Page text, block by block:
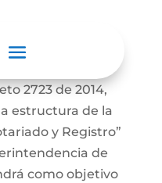
lo vigilan
y Registro
2723 de 2014,
estructura de la
y Registro”
de
como objetivo